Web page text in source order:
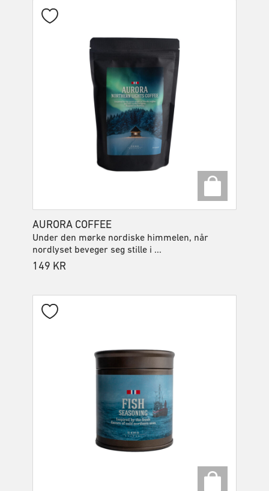
AURORA COFFEE
Under den mørke nordiske himmelen, når
nordlyset beveger seg stille i ...
149 KR